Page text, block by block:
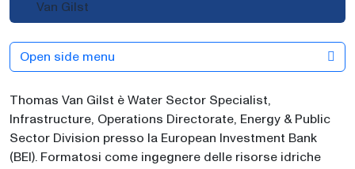
Van Gilst
Thomas Van Gilst è Water Sector Specialist,
Infrastructure, Operations Directorate, Energy & Public
Sector Division presso la European Investment Bank
(BEI). Formatosi come ingegnere delle risorse idriche
Open side menu